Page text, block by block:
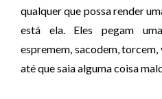
qualquer que possa render
está ela. Eles pegam
espremem, sacodem,
até que saia alguma coisa